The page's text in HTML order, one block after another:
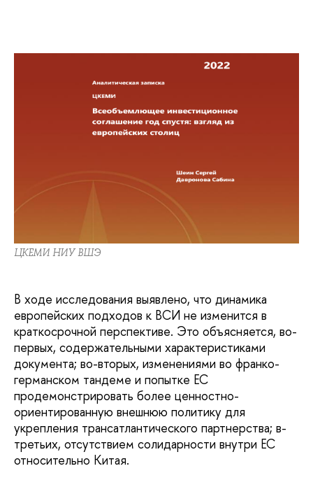
ЦКЕМИ НИУ ВШЭ
В ходе исследования выявлено, что динамика
европейских подходов к ВСИ не изменится в
краткосрочной перспективе. Это объясняется, во-
первых, содержательными характеристиками
документа; во-вторых, изменениями во франко-
германском тандеме и попытке ЕС
продемонстрировать более ценностно-
ориентированную внешнюю политику для
укрепления трансатлантического партнерства; в-
третьих, отсутствием солидарности внутри ЕС
относительно Китая.